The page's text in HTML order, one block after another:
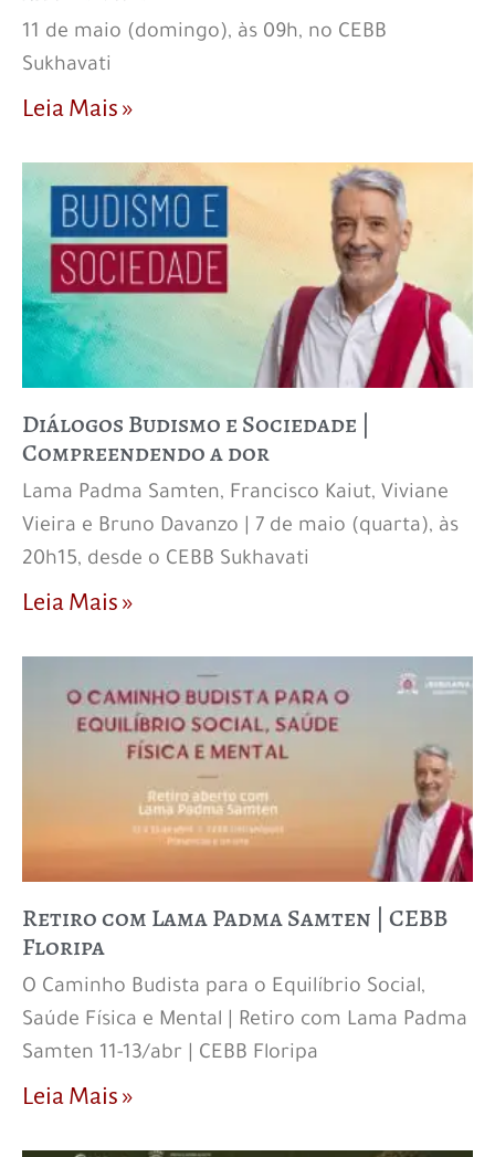
11 de maio (domingo), às 09h, no CEBB
Sukhavati
Leia Mais »
Diálogos Budismo e Sociedade |
Compreendendo a dor
Lama Padma Samten, Francisco Kaiut, Viviane
Vieira e Bruno Davanzo | 7 de maio (quarta), às
20h15, desde o CEBB Sukhavati
Leia Mais »
Retiro com Lama Padma Samten | CEBB
Floripa
O Caminho Budista para o Equilíbrio Social,
Saúde Física e Mental | Retiro com Lama Padma
Samten 11-13/abr | CEBB Floripa
Leia Mais »